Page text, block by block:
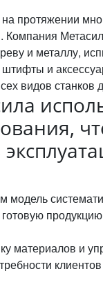
протяжении
и металлу,
и
видов
модель
материалов и